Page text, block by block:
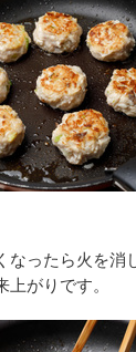
なったら火を消
がりです。